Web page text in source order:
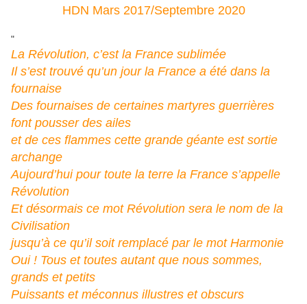
HDN Mars 2017/Septembre 2020
"
La Révolution, c’est la France sublimée
Il s’est trouvé qu’un jour la France a été dans la
fournaise
Des fournaises de certaines martyres guerrières
font pousser des ailes
et de ces flammes cette grande géante est sortie
archange
Aujourd’hui pour toute la terre la France s’appelle
Révolution
Et désormais ce mot Révolution sera le nom de la
Civilisation
jusqu’à ce qu’il soit remplacé par le mot Harmonie
Oui ! Tous et toutes autant que nous sommes,
grands et petits
Puissants et méconnus illustres et obscurs